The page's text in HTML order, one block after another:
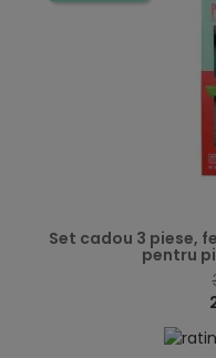
Set cadou 3 piese,
pentru